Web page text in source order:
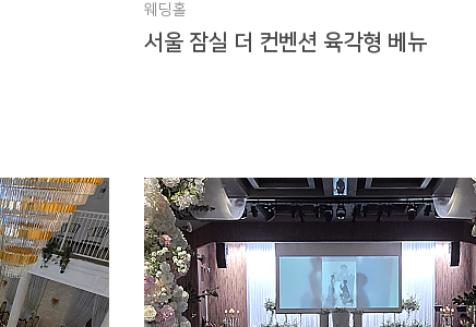
웨딩홀
서울 잠실 더 컨벤션 육각형 베뉴